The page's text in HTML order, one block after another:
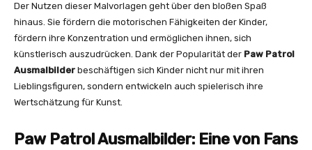
Der Nutzen dieser Malvorlagen geht über den bloßen Spaß
hinaus. Sie fördern die motorischen Fähigkeiten der Kinder,
fördern ihre Konzentration und ermöglichen ihnen, sich
künstlerisch auszudrücken. Dank der Popularität der Paw Patrol
Ausmalbilder beschäftigen sich Kinder nicht nur mit ihren
Lieblingsfiguren, sondern entwickeln auch spielerisch ihre
Wertschätzung für Kunst.
Paw Patrol Ausmalbilder: Eine von Fans